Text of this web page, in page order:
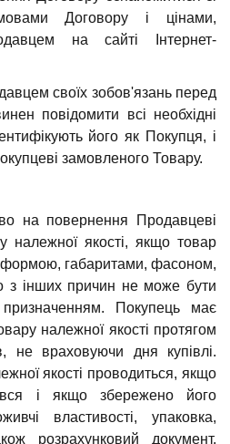
Договору і цінами,
на сайті Інтернет-
своїх зобов'язань перед
повідомити всі необхідні
його як Покупця, і
замовленого Товару.
на повернення Продавцеві
належної якості, якщо товар
формою, габаритами, фасоном,
з інших причин не може бути
Покупець має
належної якості протягом
не враховуючи дня купівлі.
якості проводиться, якщо
і якщо збережено його
властивості, упаковка,
розрахунковий документ,